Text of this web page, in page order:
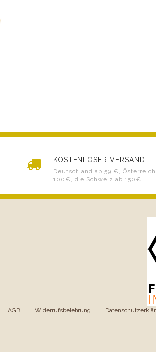
KOSTENLOSER VERSAND
Deutschland ab 59 €, Österreich
100€, die Schweiz ab 150€
AGB Widerrufsbelehrung